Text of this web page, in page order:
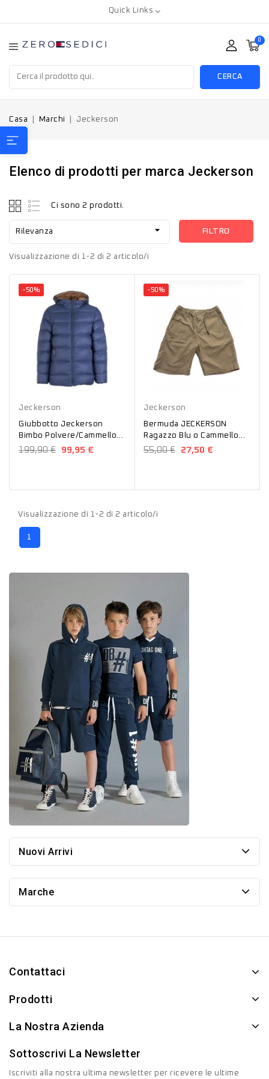
Quick Links
0
CERCA
Casa Marchi Jeckerson
Elenco di prodotti per marca Jeckerson
Ci sono 2 prodotti.
Rilevanza  FILTRO
Visualizzazione di 1-2 di 2 articolo/i
-50%
Jeckerson
Giubbotto Jeckerson
Bimbo Polvere/Cammello
JN3718
199,90 € 99,95 €
-50%
Jeckerson
Bermuda JECKERSON
Ragazzo Blu o Cammello
J3858
55,00 € 27,50 €
Visualizzazione di 1-2 di 2 articolo/i
1
Nuovi Arrivi
Marche
Contattaci
Prodotti
La Nostra Azienda
Sottoscrivi La Newsletter
Iscriviti alla nostra ultima newsletter per ricevere le ultime